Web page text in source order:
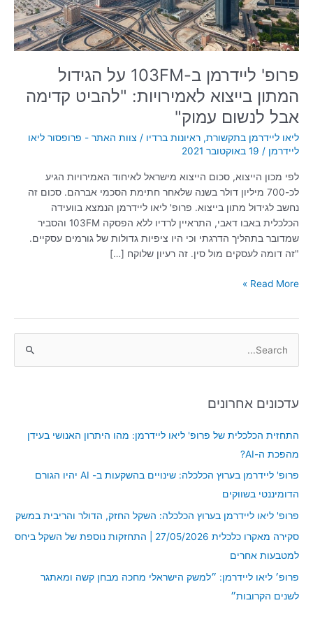
פרופ' ליידרמן ב-103FM על הגידול
המתון בייצוא לאמירויות: "להביט קדימה
אבל לנשום עמוק"
ליאו ליידרמן בתקשורת, ראיונות ברדיו / צוות האתר - פרופסור ליאו
ליידרמן / 19 באוקטובר 2021
לפי מכון הייצוא, סכום הייצוא מישראל לאיחוד האמירויות הגיע
לכ-700 מיליון דולר בשנה שלאחר חתימת הסכמי אברהם. סכום זה
נחשב לגידול מתון בייצוא. פרופ' ליאו ליידרמן הנמצא בוועידה
הכלכלית באבו דאבי, התראיין לרדיו ללא הפסקה 103FM והסביר
שמדובר בתהליך הדרגתי וכי היו ציפיות גדולות של גורמים עסקיים.
"זה דומה לעסקים מול סין. זה רעיון שלוקח […]
לאמירויות:
"להביט
קדימה
אבל
עמוק"
Read More »
r
:
עדכונים אחרונים
התחזית הכלכלית של פרופ' ליאו ליידרמן: מהו היתרון האנושי בעידן
מהפכת ה-AI?
פרופ' ליידרמן בערוץ הכלכלה: שינויים בהשקעות ב- AI יהיו הגורם
הדומיננטי בשווקים
פרופ' ליאו ליידרמן בערוץ הכלכלה: השקל החזק, הדולר והריבית במשק
סקירה מאקרו כלכלית 27/05/2026 | התחזקות נוספת של השקל ביחס
למטבעות אחרים
פרופ׳ ליאו ליידרמן: ״למשק הישראלי מחכה מבחן קשה ומאתגר
לשנים הקרובות״